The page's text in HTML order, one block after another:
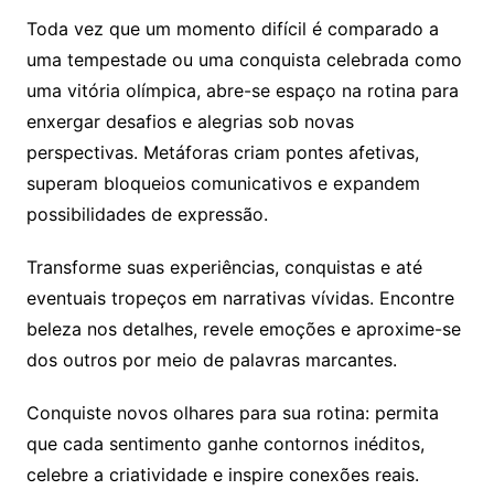
Toda vez que um momento difícil é comparado a
uma tempestade ou uma conquista celebrada como
uma vitória olímpica, abre-se espaço na rotina para
enxergar desafios e alegrias sob novas
perspectivas. Metáforas criam pontes afetivas,
superam bloqueios comunicativos e expandem
possibilidades de expressão.
Transforme suas experiências, conquistas e até
eventuais tropeços em narrativas vívidas. Encontre
beleza nos detalhes, revele emoções e aproxime-se
dos outros por meio de palavras marcantes.
Conquiste novos olhares para sua rotina: permita
que cada sentimento ganhe contornos inéditos,
celebre a criatividade e inspire conexões reais.